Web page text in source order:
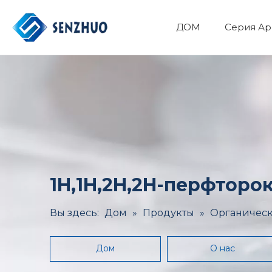
ДОМ Серия
1H,1H,2H,2H-
Вы здесь: Дом » Продукты »
Дом О нас